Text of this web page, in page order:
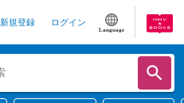
新規登録 ログイン
Language